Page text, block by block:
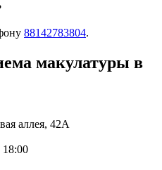
88142783804.
макулатуры в
аллея, 42А